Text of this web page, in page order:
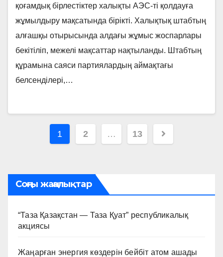
қоғамдық бірлестіктер халықты АЭС-ті қолдауға
жұмылдыру мақсатында бірікті. Халықтық штабтың
алғашқы отырысында алдағы жұмыс жоспарлары
бекітіліп, межелі мақсаттар нақтыланды. Штабтың
құрамына саяси партиялардың аймақтағы
белсенділері,…
Навигация
записям
1 2 … 13
Соңғы жаңалықтар
“Таза Қазақстан — Таза Қуат” республикалық
акциясы
Жаңарған энергия көздерін бейбіт атом ашады